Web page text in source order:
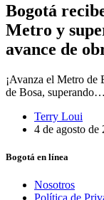
Bogotá
Metro y
avance de
¡Avanza el Metro de
de Bosa, superando…
Terry Loui
4 de agosto de
Bogotá en línea
Nosotros
Política de